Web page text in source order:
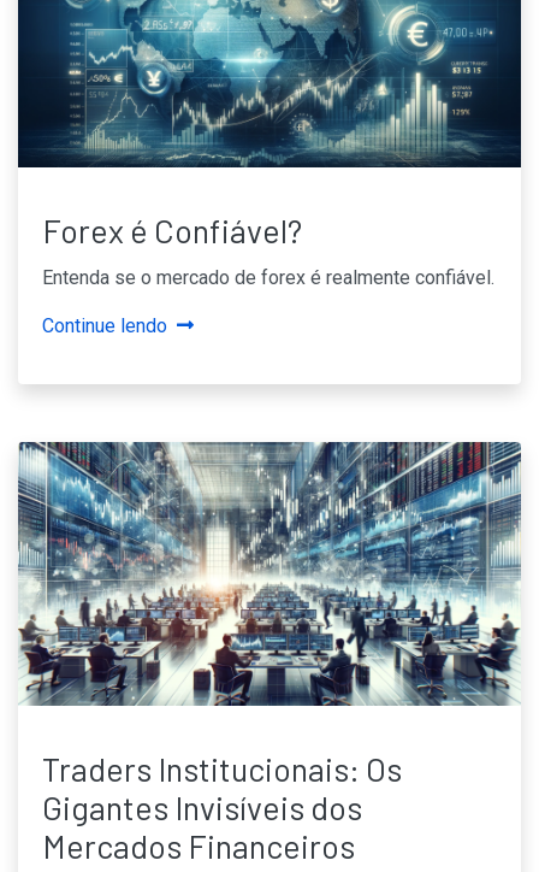
Forex é Confiável?
Entenda se o mercado de forex é realmente confiável.
Continue lendo
Traders Institucionais: Os
Gigantes Invisíveis dos
Mercados Financeiros